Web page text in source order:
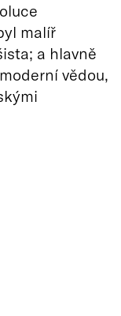
malíř
a hlavně
vědou,